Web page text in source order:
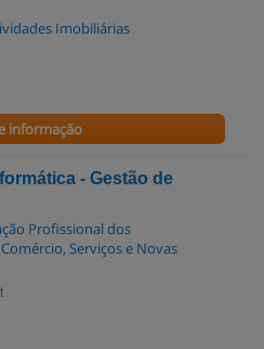
Imobiliárias
informação
- Gestão de
Profissional dos
Serviços e Novas